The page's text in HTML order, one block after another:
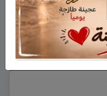
أو الزوجة مجرد سلعة
الزوجة مجرد سلعة